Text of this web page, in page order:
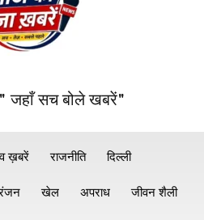
जहाँ सच बोले खबरें"
ख़बरें राजनीति दिल्ली
खेल अपराध जीवन शैली